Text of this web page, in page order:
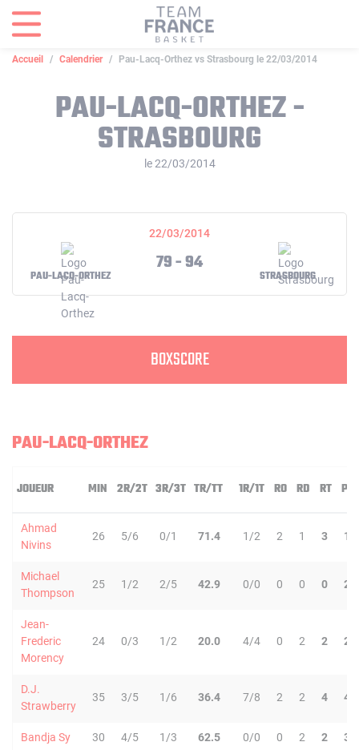
Accueil Calendrier Pau-Lacq-Orthez vs Strasbourg le 22/03/2014
PAU-LACQ-ORTHEZ -
STRASBOURG
le 22/03/2014
22/03/2014
PAU-LACQ-ORTHEZ
79 - 94
STRASBOURG
BOXSCORE
PAU-LACQ-ORTHEZ
JOUEUR MIN 2R/2T 3R/3T TR/TT 1R/1T RO RD RT PD
Ahmad
Nivins
26 5/6 0/1 71.4 1/2 2 1 3 1
Michael
Thompson
25 1/2 2/5 42.9 0/0 0 0 0 2
Jean-
Frederic
Morency
24 0/3 1/2 20.0 4/4 0 2 2 2
D.J.
Strawberry
35 3/5 1/6 36.4 7/8 2 2 4 4
Bandja Sy 30 4/5 1/3 62.5 0/0 0 2 2 3
Panneau de gestion des cookies